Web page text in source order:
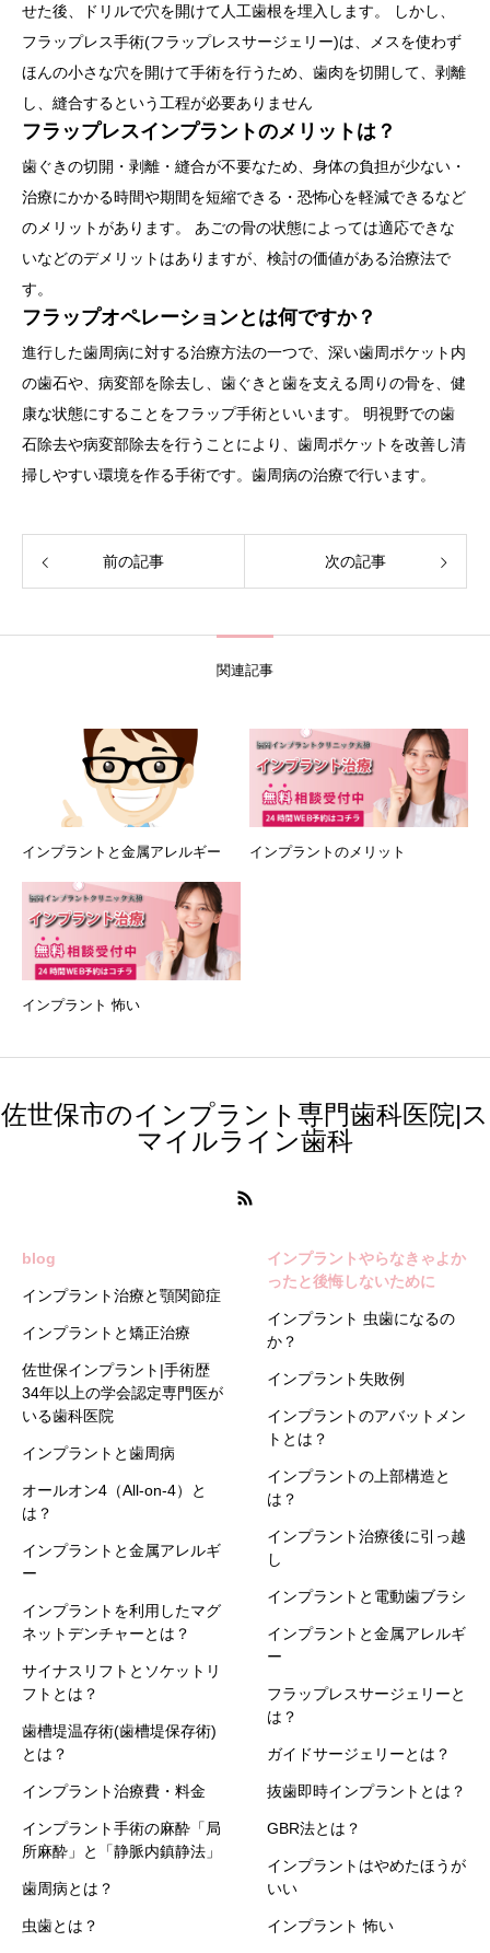
せた後、ドリルで穴を開けて人工歯根を埋入します。 しかし、
フラップレス手術(フラップレスサージェリー)は、メスを使わず
ほんの小さな穴を開けて手術を行うため、歯肉を切開して、剥離
し、縫合するという工程が必要ありません
フラップレスインプラントのメリットは？
歯ぐきの切開・剥離・縫合が不要なため、身体の負担が少ない・
治療にかかる時間や期間を短縮できる・恐怖心を軽減できるなど
のメリットがあります。 あごの骨の状態によっては適応できな
いなどのデメリットはありますが、検討の価値がある治療法で
す。
フラップオペレーションとは何ですか？
進行した歯周病に対する治療方法の一つで、深い歯周ポケット内
の歯石や、病変部を除去し、歯ぐきと歯を支える周りの骨を、健
康な状態にすることをフラップ手術といいます。 明視野での歯
石除去や病変部除去を行うことにより、歯周ポケットを改善し清
掃しやすい環境を作る手術です。歯周病の治療で行います。
前の記事 次の記事
関連記事
インプラントと金属アレルギー インプラントのメリット
インプラント 怖い
佐世保市のインプラント専門歯科医院|ス
マイルライン歯科
blog
インプラント治療と顎関節症
インプラントと矯正治療
佐世保インプラント|手術歴
34年以上の学会認定専門医が
いる歯科医院
インプラントと歯周病
オールオン4（All-on-4）と
は？
インプラントと金属アレルギ
ー
インプラントを利用したマグ
ネットデンチャーとは？
サイナスリフトとソケットリ
フトとは？
歯槽堤温存術(歯槽堤保存術)
とは？
インプラント治療費・料金
インプラント手術の麻酔「局
所麻酔」と「静脈内鎮静法」
歯周病とは？
虫歯とは？
インプラントやらなきゃよか
ったと後悔しないために
インプラント 虫歯になるの
か？
インプラント失敗例
インプラントのアバットメン
トとは？
インプラントの上部構造と
は？
インプラント治療後に引っ越
し
インプラントと電動歯ブラシ
インプラントと金属アレルギ
ー
フラップレスサージェリーと
は？
ガイドサージェリーとは？
抜歯即時インプラントとは？
GBR法とは？
インプラントはやめたほうが
いい
インプラント 怖い